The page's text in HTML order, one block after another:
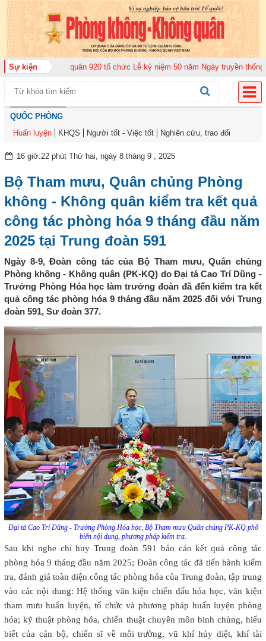
Sự kiện
đoàn Không quân 920 tổ chức Lễ kỷ niệm 50 năm Ngày truyền thống (12-
QUỐC PHÒNG
Huấn luyện
KHQS Người tốt - Việc tốt Nghiên cứu, trao đổi
16 giờ:22 phút Thứ hai, ngày 8 tháng 9 , 2025
Bộ Tham mưu, Quân chủng Phòng
không - Không quân kiểm tra kết quả
công tác phòng hóa 9 tháng đầu năm
2025 tại Trung đoàn 591
Ngày 8-9, Đoàn công tác của Bộ Tham mưu, Quân chủng
Phòng không - Không quân (PK-KQ) do Đại tá Cao Trí Dũng -
Trưởng Phòng Hóa học làm trưởng đoàn đã đến kiểm tra kết
quả công tác phòng hóa 9 tháng đầu năm 2025 đối với Trung
đoàn 591, Sư đoàn 377.
Đại tá Cao Trí Dũng - Trưởng Phòng Hóa học, Bộ Tham mưu Quân chủng PK-KQ phổ
biến nội dung, phương pháp kiểm tra.
Sau khi nghe chỉ huy Trung đoàn 591 báo cáo kết quả công tác
phòng hóa 9 tháng đầu năm 2025; Đoàn công tác đã tiến hành kiểm
tra, đánh giá toàn diện công tác phòng hóa của Trung đoàn, tập trung
vào các nội dung: Hệ thống văn kiện chiến đấu hóa học, văn kiện
tham mưu huấn luyện, tổ chức và phương pháp huấn luyện phòng
hóa; kỹ thuật phòng hóa, chiến thuật chuyên môn binh chủng, hiểu
biết của cán bộ, chiến sĩ về môi trường, vũ khí hủy diệt, khí tài